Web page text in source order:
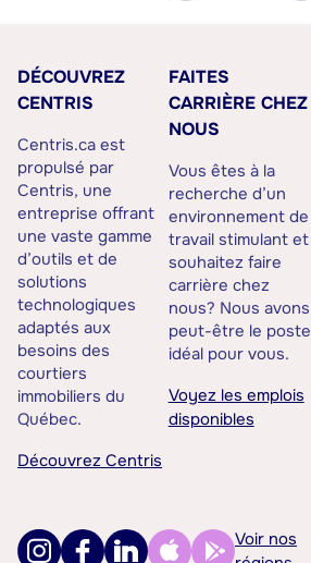
DÉCOUVREZ
CENTRIS
Centris.ca est
propulsé par
Centris, une
entreprise offrant
une vaste gamme
d’outils et de
solutions
technologiques
adaptés aux
besoins des
courtiers
immobiliers du
Québec.
Découvrez Centris
FAITES
CARRIÈRE CHEZ
NOUS
Vous êtes à la
recherche d’un
environnement de
travail stimulant et
souhaitez faire
carrière chez
nous? Nous avons
peut-être le poste
idéal pour vous.
Voyez les emplois
disponibles
Voir nos